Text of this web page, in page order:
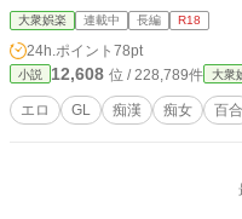
大衆娯楽 連載中 長編 R18
24h.ポイント 78pt
小説 12,608 位 / 228,789件 大衆
エロ GL 痴漢 痴女 百合